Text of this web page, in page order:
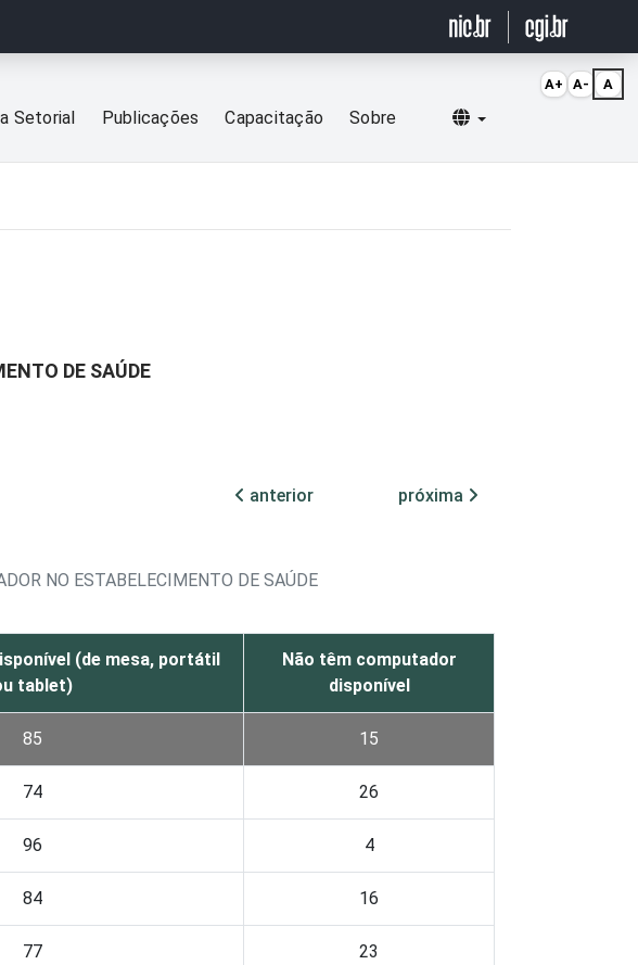
Setorial Publicações Capacitação Sobre Selecionar idioma
DE SAÚDE
anterior
próxima
NO ESTABELECIMENTO DE SAÚDE
(de mesa, portátil
tablet)
Não têm computador
disponível
85 15
74 26
96 4
84 16
77 23
A+ A- A